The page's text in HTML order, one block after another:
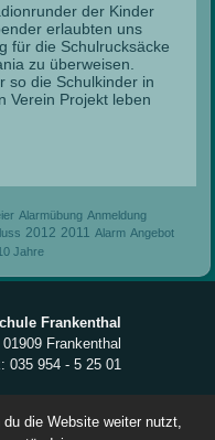
der Kinder
erlaubten uns
für die Schulrucksäcke
zu überweisen.
so die Schulkinder in
Verein Projekt leben
Alarmübung Anmeldung
2012 2011 Alarm Angebot
Jahre
Frankenthal
Frankenthal
954 - 5 25 01
die Website weiter nutzt,